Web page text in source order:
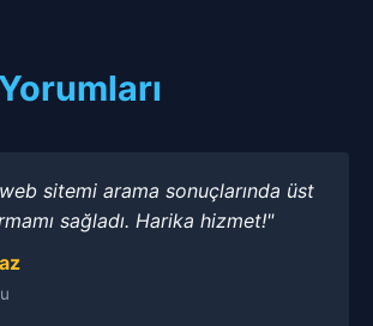
sitemi arama sonuçlarında üst
sağladı. Harika hizmet!"